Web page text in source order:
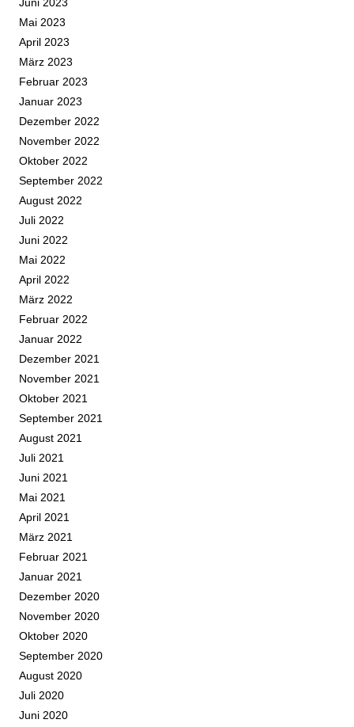
Mai 2023
April 2023
März 2023
Februar 2023
Januar 2023
Dezember 2022
November 2022
Oktober 2022
September 2022
August 2022
Juli 2022
Juni 2022
Mai 2022
April 2022
März 2022
Februar 2022
Januar 2022
Dezember 2021
November 2021
Oktober 2021
September 2021
August 2021
Juli 2021
Juni 2021
Mai 2021
April 2021
März 2021
Februar 2021
Januar 2021
Dezember 2020
November 2020
Oktober 2020
September 2020
August 2020
Juli 2020
Juni 2020